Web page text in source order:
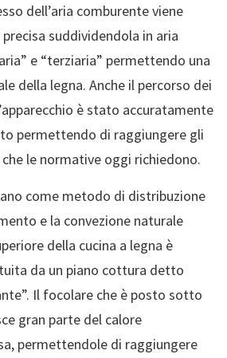
dell’aria comburente viene
suddividendola in aria
e “terziaria” permettendo una
della legna. Anche il percorso dei
è stato accuratamente
permettendo di raggiungere gli
le normative oggi richiedono.
come metodo di distribuzione
e la convezione naturale
della cucina a legna è
da un piano cottura detto
Il focolare che è posto sotto
gran parte del calore
permettendole di raggiungere